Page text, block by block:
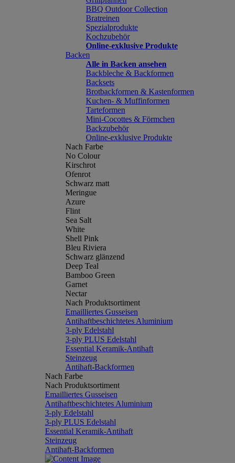
BBQ Outdoor Collection
Bratreinen
Spezialprodukte
Kochzubehör
Online-exklusive Produkte
Backen
Alle in Backen ansehen
Backbleche & Backformen
Backsets
Brotbackformen & Kastenformen
Kuchen- & Muffinformen
Tarteformen
Mini-Cocottes & Förmchen
Backzubehör
Online-exklusive Produkte
Nach Farbe
No Colour
Kirschrot
Ofenrot
Schwarz matt
Meringue
Azure
Flint
Sea Salt
White
Shell Pink
Bleu Riviera
Schwarz glänzend
Deep Teal
Bamboo Green
Garnet
Nectar
Nach Produktsortiment
Emailliertes Gusseisen
Antihaftbeschichtetes Aluminium
3-ply Edelstahl
3-ply PLUS Edelstahl
Essential Keramik-Antihaft
Steinzeug
Antihaft-Backformen
Nach Farbe
Nach Produktsortiment
Emailliertes Gusseisen
Antihaftbeschichtetes Aluminium
3-ply Edelstahl
3-ply PLUS Edelstahl
Essential Keramik-Antihaft
Steinzeug
Antihaft-Backformen